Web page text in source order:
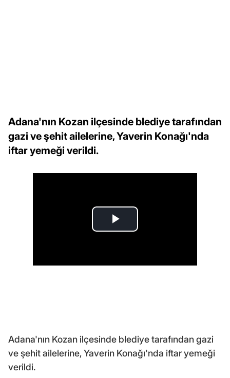
Adana'nın Kozan ilçesinde blediye tarafından
gazi ve şehit ailelerine, Yaverin Konağı'nda
iftar yemeği verildi.
Adana'nın Kozan ilçesinde blediye tarafından gazi
ve şehit ailelerine, Yaverin Konağı'nda iftar yemeği
verildi.